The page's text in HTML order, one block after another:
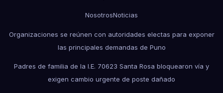
NosotrosNoticias
Organizaciones se reúnen con autoridades electas para exponer
las principales demandas de Puno
Padres de familia de la I.E. 70623 Santa Rosa bloquearon vía y
exigen cambio urgente de poste dañado